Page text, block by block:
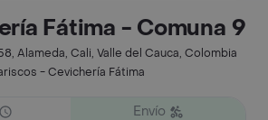
Fátima - Comuna 9
Alameda, Cali, Valle del Cauca, Colombia
- Cevichería Fátima
Envío